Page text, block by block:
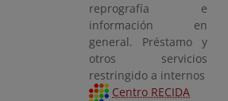
reprografía e
información en
general. Préstamo y
otros servicios
restringido a internos
Centro RECIDA